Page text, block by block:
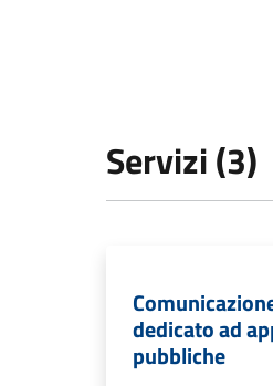
Servizi (3)
dedicato ad
pubbliche